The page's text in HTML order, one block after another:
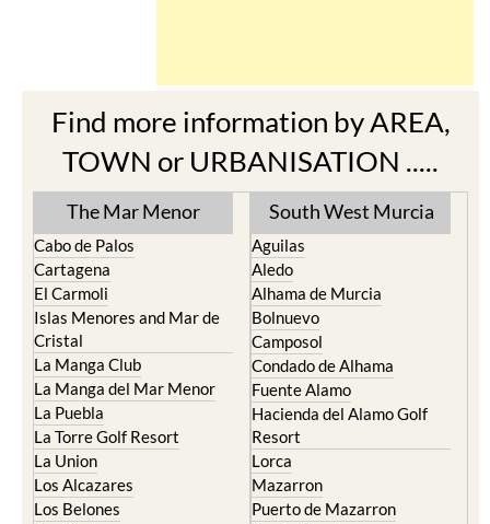
Find more information by AREA,
TOWN or URBANISATION .....
The Mar Menor
Cabo de Palos
Cartagena
El Carmoli
Islas Menores and Mar de
Cristal
La Manga Club
La Manga del Mar Menor
La Puebla
La Torre Golf Resort
La Union
Los Alcazares
Los Belones
South West Murcia
Aguilas
Aledo
Alhama de Murcia
Bolnuevo
Camposol
Condado de Alhama
Fuente Alamo
Hacienda del Alamo Golf
Resort
Lorca
Mazarron
Puerto de Mazarron